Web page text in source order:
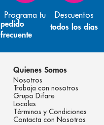
Programa tu
pedido
frecuente
Descuentos
todos los días
Quienes Somos
Nosotros
Trabaja con nosotros
Grupo Difare
Locales
Términos y Condiciones
Contacta con Nosotros